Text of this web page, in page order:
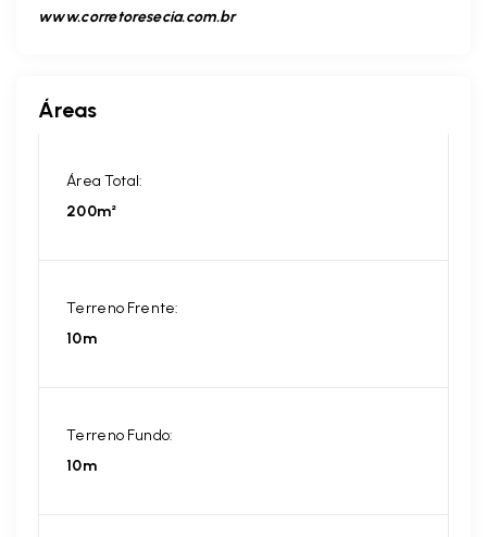
www.corretoresecia.com.br
Áreas
Área Total:
200m²
Terreno Frente:
10m
Terreno Fundo:
10m